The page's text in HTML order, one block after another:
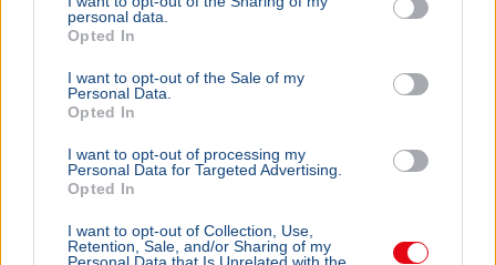
personal data.
Opted In
I want to opt-out of the Sale of my
Personal Data.
Opted In
I want to opt-out of processing my
Personal Data for Targeted Advertising.
Opted In
I want to opt-out of Collection, Use,
Retention, Sale, and/or Sharing of my
Personal Data that Is Unrelated with the
Az MLSZ nem módosítja a vasárnapi Újpest–Debrecen